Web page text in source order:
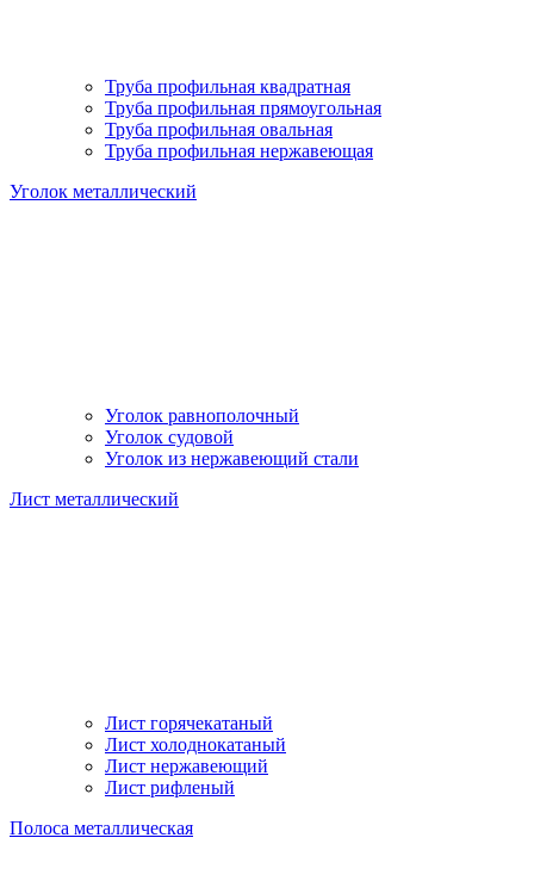
Труба профильная квадратная
Труба профильная прямоугольная
Труба профильная овальная
Труба профильная нержавеющая
Уголок металлический
Уголок равнополочный
Уголок судовой
Уголок из нержавеющий стали
Лист металлический
Лист горячекатаный
Лист холоднокатаный
Лист нержавеющий
Лист рифленый
Полоса металлическая